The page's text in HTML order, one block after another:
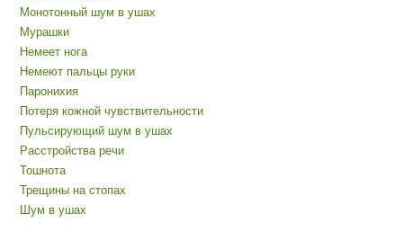
Монотонный шум в ушах
Мурашки
Немеет нога
Немеют пальцы руки
Паронихия
Потеря кожной чувствительности
Пульсирующий шум в ушах
Расстройства речи
Тошнота
Трещины на стопах
Шум в ушах